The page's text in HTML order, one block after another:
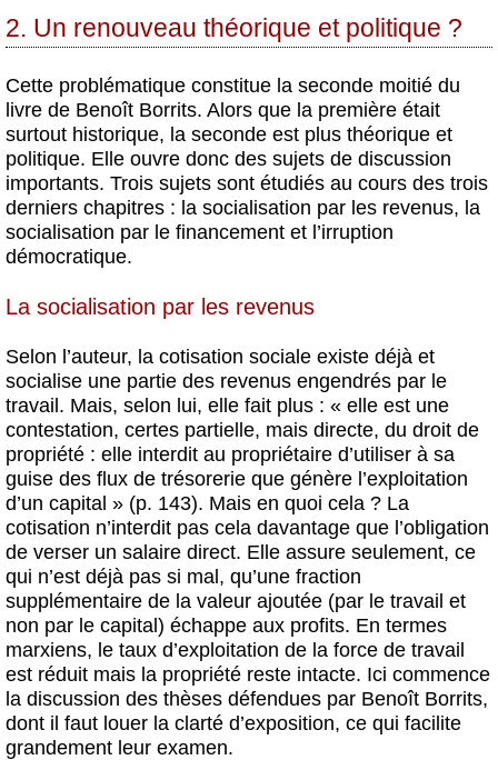
2. Un renouveau théorique et politique ?
Cette problématique constitue la seconde moitié du
livre de Benoît Borrits. Alors que la première était
surtout historique, la seconde est plus théorique et
politique. Elle ouvre donc des sujets de discussion
importants. Trois sujets sont étudiés au cours des trois
derniers chapitres : la socialisation par les revenus, la
socialisation par le financement et l’irruption
démocratique.
La socialisation par les revenus
Selon l’auteur, la cotisation sociale existe déjà et
socialise une partie des revenus engendrés par le
travail. Mais, selon lui, elle fait plus : « elle est une
contestation, certes partielle, mais directe, du droit de
propriété : elle interdit au propriétaire d’utiliser à sa
guise des flux de trésorerie que génère l’exploitation
d’un capital » (p. 143). Mais en quoi cela ? La
cotisation n’interdit pas cela davantage que l’obligation
de verser un salaire direct. Elle assure seulement, ce
qui n’est déjà pas si mal, qu’une fraction
supplémentaire de la valeur ajoutée (par le travail et
non par le capital) échappe aux profits. En termes
marxiens, le taux d’exploitation de la force de travail
est réduit mais la propriété reste intacte. Ici commence
la discussion des thèses défendues par Benoît Borrits,
dont il faut louer la clarté d’exposition, ce qui facilite
grandement leur examen.